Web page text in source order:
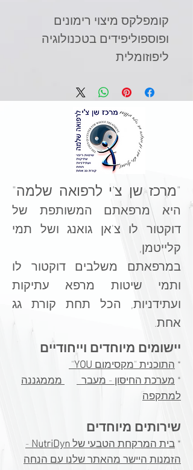
קומפלקס מיצוי רימונים
ופוספוליפידים בטכנולוגיה
ליפוזומלית
רימונים ופוספוליפידים (משמן
רימונים) בטכנולוגיה
ליפוזומלית ™ADS. פרי פיתוח
ישראלי חדשני של חברת
נייצ'רס פרו ישראל. במוצר
שני רכיבים בינל' עטורי
פרסים ומבוססי מחקר קליני,
גם על בני אדם. צוות בינל'
של רופאים, רופאים מומחים
ונטורופתים למדו וחקרו את
תרומתה של ליבת פרי הרימון
ואת מנגנוני הספיגה היעילים
ביותר לחומרים הפעילים
ברימון. נטילת כמוסה אחת
ביום של ויקואה+, משתווה
להטבה הבריאותית
המשוייכת לרכיבים הפעילים
ויקואה+ כולל את מנגנון
דאבל אקשן של נייצ'רס פרו –
"מרכז שן צ'י לרפואה שלמה"
היא מרפאתם המשותפת של
דוקטור לו צ'אן גואנג ושל תמי
קלייטמן,
במרפאתם משלבים דוקטור לו
ותמי שיטות מרפא עתיקות
ועתידניות, הכל תחת קורת גג
אחת.
יישומים מיוחדים וייחודיים
*התוכנית "מקסימוםYOU
"
*מערכת החיסון - מעבר
מממגננה
למתקפה​
שירותים מיוחדים
*בית המרקחת הטבעי שלNutriDyn
-
הזמנות היישר מהאתר שלנו עם הנחה